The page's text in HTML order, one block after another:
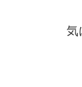
気